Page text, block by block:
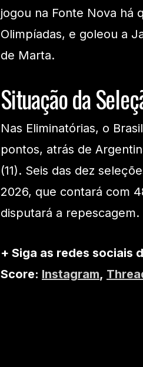
jogou na Fonte Nova há
Olimpíadas, e goleou a
de Marta.
Situação da
Nas Eliminatórias, o
pontos, atrás de
(11). Seis das dez
2026, que contará com
disputará a repescagem.
+ Siga as redes sociais
Score: Instagram,